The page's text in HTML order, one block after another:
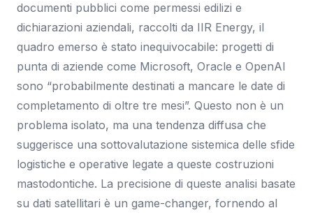
documenti pubblici come permessi edilizi e
dichiarazioni aziendali, raccolti da IIR Energy, il
quadro emerso è stato inequivocabile: progetti di
punta di aziende come Microsoft, Oracle e OpenAI
sono “probabilmente destinati a mancare le date di
completamento di oltre tre mesi”. Questo non è un
problema isolato, ma una tendenza diffusa che
suggerisce una sottovalutazione sistemica delle sfide
logistiche e operative legate a queste costruzioni
mastodontiche. La precisione di queste analisi basate
su dati satellitari è un game-changer, fornendo al